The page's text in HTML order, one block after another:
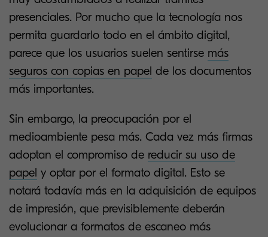
presenciales. Por mucho que la tecnología nos
permita guardarlo todo en el ámbito digital,
parece que los usuarios suelen sentirse más
seguros con copias en papel de los documentos
más importantes.
Sin embargo, la preocupación por el
medioambiente pesa más. Cada vez más firmas
adoptan el compromiso de reducir su uso de
papel y optar por el formato digital. Esto se
notará todavía más en la adquisición de equipos
de impresión, que previsiblemente deberán
evolucionar a formatos de escaneo más